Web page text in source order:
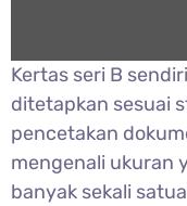
Kertas seri B
ditetapkan sesuai
pencetakan
mengenali ukuran
banyak sekali